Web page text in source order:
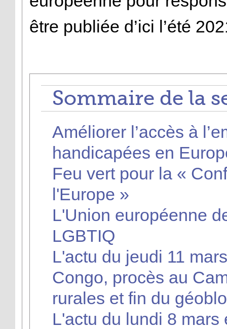
être publiée d’ici l’été
Sommaire de la
Améliorer l’accès à
handicapées en
Feu vert pour la «
l'Europe »
L'Union européenne
LGBTIQ
L'actu du jeudi 11
Congo, procès au
rurales et fin du
L'actu du lundi 8 mars